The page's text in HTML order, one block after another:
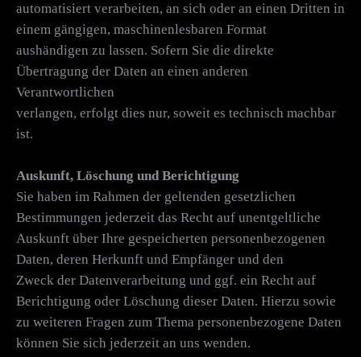
automatisiert verarbeiten, an sich oder an einen Dritten in
einem gängigen, maschinenlesbaren Format
aushändigen zu lassen. Sofern Sie die direkte
Übertragung der Daten an einen anderen
Verantwortlichen
verlangen, erfolgt dies nur, soweit es technisch machbar
ist.
Auskunft, Löschung und Berichtigung
Sie haben im Rahmen der geltenden gesetzlichen
Bestimmungen jederzeit das Recht auf unentgeltliche
Auskunft über Ihre gespeicherten personenbezogenen
Daten, deren Herkunft und Empfänger und den
Zweck der Datenverarbeitung und ggf. ein Recht auf
Berichtigung oder Löschung dieser Daten. Hierzu sowie
zu weiteren Fragen zum Thema personenbezogene Daten
können Sie sich jederzeit an uns wenden.